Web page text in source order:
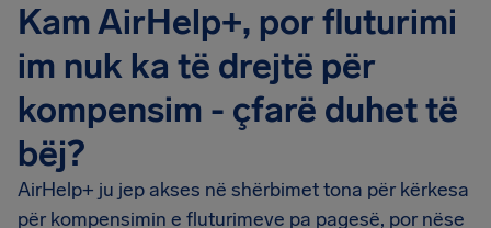
Kam AirHelp+, por fluturimi
im nuk ka të drejtë për
kompensim - çfarë duhet të
bëj?
AirHelp+ ju jep akses në shërbimet tona për kërkesa
për kompensimin e fluturimeve pa pagesë, por nëse